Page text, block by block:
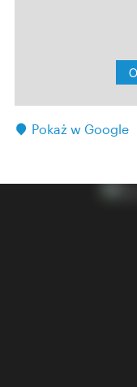
Pokaż w Google